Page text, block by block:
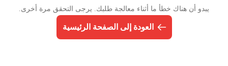
يبدو أن هناك خطأ ما أثناء معالجة طلبك. يرجى التحقق مرة أخرى.
العودة إلى الصفحة الرئيسية